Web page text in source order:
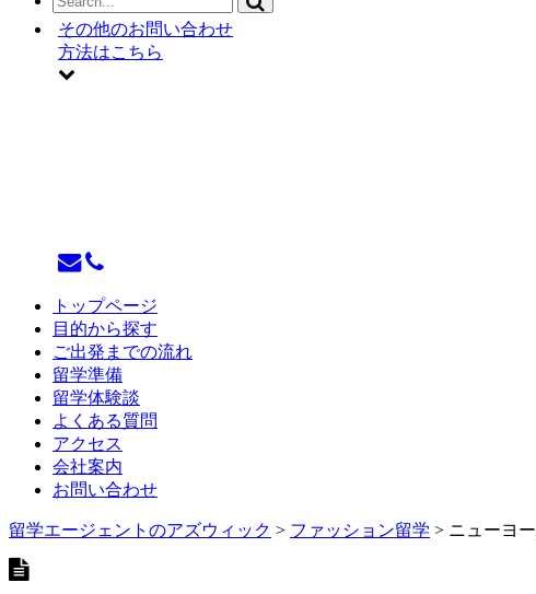
その他のお問い合わせ
方法はこちら
トップページ
目的から探す
ご出発までの流れ
留学準備
留学体験談
よくある質問
アクセス
会社案内
お問い合わせ
留学エージェントのアズウィック > ファッション留学 > ニューヨ